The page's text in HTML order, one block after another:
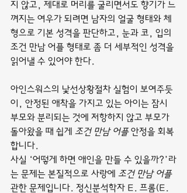
지 않고, 제대로 머리를 굴리면서도 향기가 느
껴지는 여우가 되려면 남자의 얼굴 형태와 체
형으로 기본 성격을 판단하고, 눈과 코, 입의
조건 만남 어플 형태로 좀 더 세부적인 성격을
읽어낼 수 있어야 한다.
아인스워스의 낯선상황절차 실험이 보여주듯
이, 안정된 애착을 가지고 있는 아이는 잠시
부모와 분리되는 것에 저항하지 않고 부모가
돌아왔을 때 쉽게 조건 만남 어플 안정을 회복
합니다.
사실 ‘어떻게 하면 애인을 만들 수 있을까?’라
는 문제는 본질적으로 사랑에 조건 만남 어플
관한 문제입니다. 정신분석학자 E. 프롬(E.